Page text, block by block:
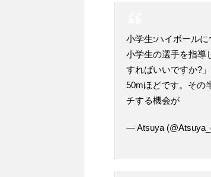
小学生:ハイボールに
小学生の選手を指導
すればいいですか?
50mほどです。その
チする機会が
— Atsuya